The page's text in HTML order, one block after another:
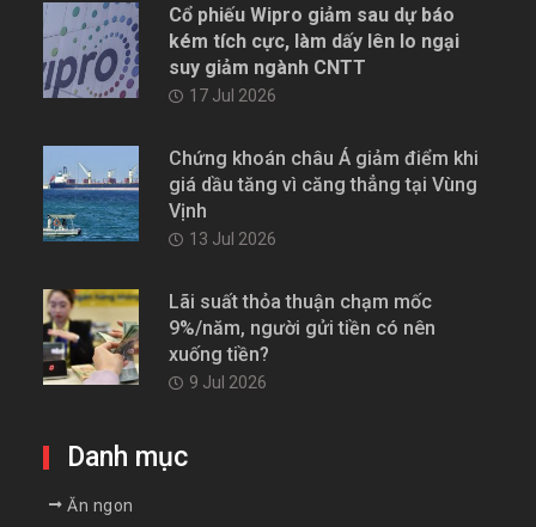
Cổ phiếu Wipro giảm sau dự báo
kém tích cực, làm dấy lên lo ngại
suy giảm ngành CNTT
17 Jul 2026
Chứng khoán châu Á giảm điểm khi
giá dầu tăng vì căng thẳng tại Vùng
Vịnh
13 Jul 2026
Lãi suất thỏa thuận chạm mốc
9%/năm, người gửi tiền có nên
xuống tiền?
9 Jul 2026
Danh mục
Ăn ngon